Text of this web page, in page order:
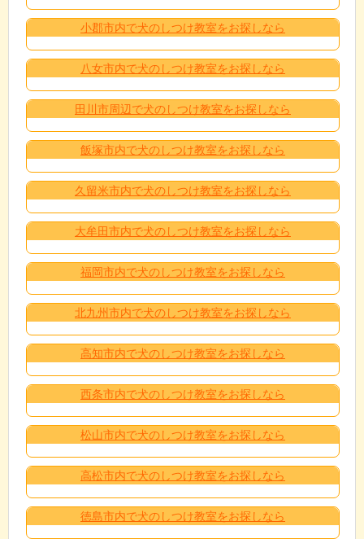
小郡市内で犬のしつけ教室をお探しなら
八女市内で犬のしつけ教室をお探しなら
田川市周辺で犬のしつけ教室をお探しなら
飯塚市内で犬のしつけ教室をお探しなら
久留米市内で犬のしつけ教室をお探しなら
大牟田市内で犬のしつけ教室をお探しなら
福岡市内で犬のしつけ教室をお探しなら
北九州市内で犬のしつけ教室をお探しなら
高知市内で犬のしつけ教室をお探しなら
西条市内で犬のしつけ教室をお探しなら
松山市内で犬のしつけ教室をお探しなら
高松市内で犬のしつけ教室をお探しなら
徳島市内で犬のしつけ教室をお探しなら